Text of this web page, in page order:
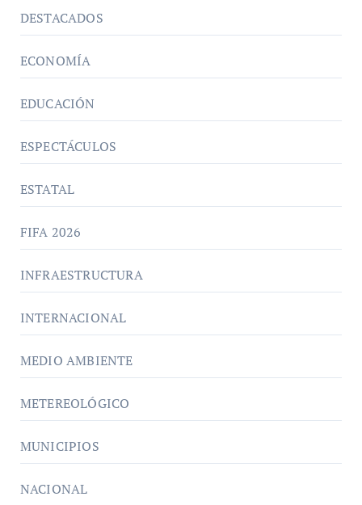
DESTACADOS
ECONOMÍA
EDUCACIÓN
ESPECTÁCULOS
ESTATAL
FIFA 2026
INFRAESTRUCTURA
INTERNACIONAL
MEDIO AMBIENTE
METEREOLÓGICO
MUNICIPIOS
NACIONAL